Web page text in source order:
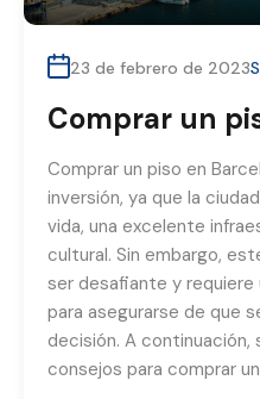
23 de febrero de 2023
Comprar un
Comprar un piso en
inversión, ya que la
vida, una excelente
cultural. Sin embargo,
ser desafiante y requiere
para asegurarse de que
decisión. A continuación,
consejos para comprar